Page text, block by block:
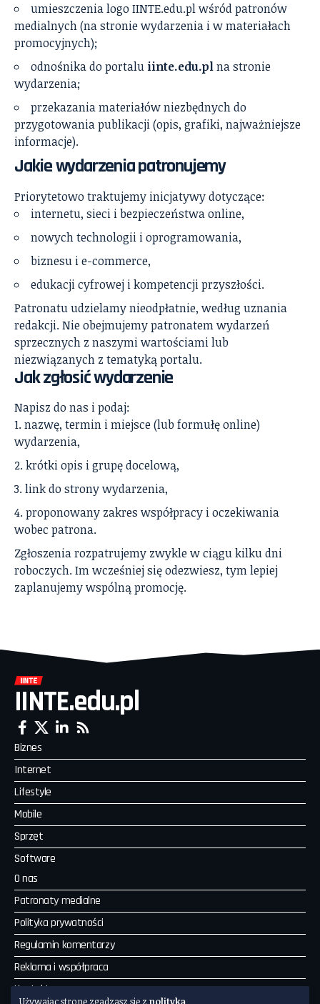
Używając stronę zgadzasz się z polityką
umieszczenia logo IINTE.edu.pl wśród patronów
medialnych (na stronie wydarzenia i w materiałach
promocyjnych);
odnośnika do portalu iinte.edu.plna stronie
wydarzenia;
przekazania materiałów niezbędnych do
przygotowania publikacji (opis, grafiki, najważniejsze
informacje).
Jakie wydarzenia patronujemy
Priorytetowo traktujemy inicjatywy dotyczące:
internetu, sieci i bezpieczeństwa online,
nowych technologii i oprogramowania,
biznesu i e-commerce,
edukacji cyfrowej i kompetencji przyszłości.
Patronatu udzielamy nieodpłatnie, według uznania
redakcji. Nie obejmujemy patronatem wydarzeń
sprzecznych z naszymi wartościami lub
niezwiązanych z tematyką portalu.
Jak zgłosić wydarzenie
Napisz do nas i podaj:
nazwę, termin i miejsce (lub formułę online)
wydarzenia,
krótki opis i grupę docelową,
link do strony wydarzenia,
proponowany zakres współpracy i oczekiwania
wobec patrona.
Zgłoszenia rozpatrujemy zwykle w ciągu kilku dni
roboczych. Im wcześniej się odezwiesz, tym lepiej
zaplanujemy wspólną promocję.
IINTE.edu.pl
Biznes
Internet
Lifestyle
Mobile
Sprzęt
Software
O nas
Patronaty medialne
Polityka prywatności
Regulamin komentarzy
Reklama i współpraca
Kontakt